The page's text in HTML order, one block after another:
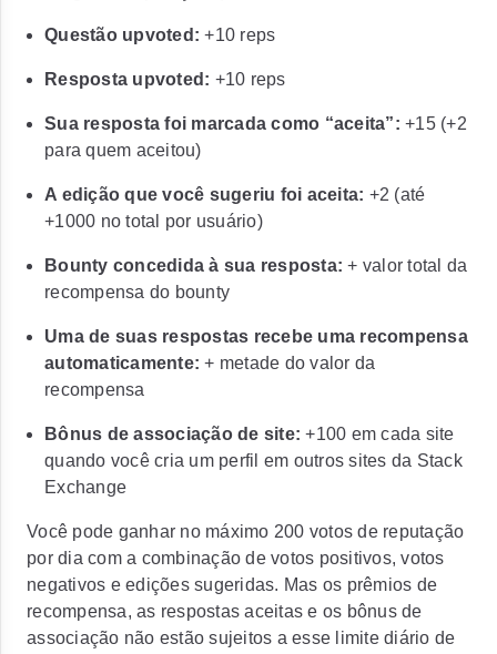
Questão upvoted: +10 reps
Resposta upvoted: +10 reps
Sua resposta foi marcada como “aceita”: +15(+2
para quem aceitou)
A edição que você sugeriu foi aceita: +2 (até
+1000 no total por usuário)
Bounty concedida à sua resposta: + valor total da
recompensa do bounty
Uma de suas respostas recebe uma recompensa
automaticamente: + metade do valor da
recompensa
Bônus de associação de site:+100 em cada site
quando você cria um perfil em outros sites da Stack
Exchange
Você pode ganhar no máximo 200 votos de reputação
por dia com a combinação de votos positivos, votos
negativos e edições sugeridas. Mas os prêmios de
recompensa, as respostas aceitas e os bônus de
associação não estão sujeitos a esse limite diário de